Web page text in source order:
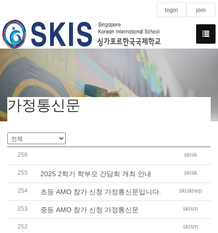
login join
가정통신문
256 skisk
255 2025 2학기 학부모 간담회 개최 안내 skisk
254 초등 AMO 참가 신청 가정통신문입니다. skiskrwp
253 중등 AMO 참가 신청 가정통신문 skism
252 skism